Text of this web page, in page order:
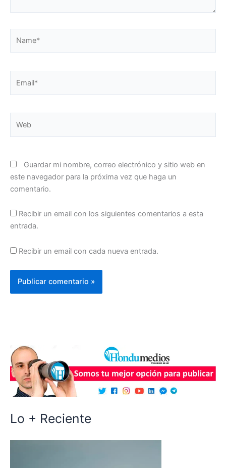
Guardar mi nombre, correo electrónico y sitio web en
este navegador para la próxima vez que haga un
comentario.
Recibir un email con los siguientes comentarios a esta
entrada.
Recibir un email con cada nueva entrada.
Lo + Reciente